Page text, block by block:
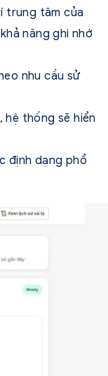
trung tâm của
năng ghi nhớ
nhu cầu sử
hệ thống sẽ hiển
định dạng phổ